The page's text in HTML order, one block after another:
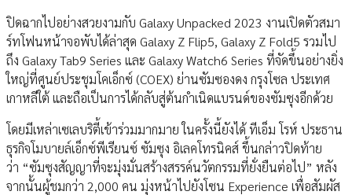
ปิดฉากไปอย่างสวยงามกับ Galaxy Unpacked 2023 งานเปิดตัวสมา
ร์ทโฟนหน้าจอพับได้ล่าสุด Galaxy Z Flip5, Galaxy Z Fold5 รวมไป
ถึง Galaxy Tab9 Series และ Galaxy Watch6 Series ที่จัดขึ้นอย่างยิ่ง
ใหญ่ที่ศูนย์ประชุมโคเอ็กซ์ (COEX) ย่านซัมซองดง กรุงโซล ประเทศ
เกาหลีใต้ และถือเป็นการได้กลับสู่ต้นกำเนิดแบรนด์ของซัมซุงอีกด้วย
โดยมีเหล่าเซเลบริตี้เข้าร่วมมากมาย ในครั้งนี้ยังได้ ทีเอ็ม โรห์ ประธาน
ธุรกิจโมบายล์เอ็กซ์พีเรียนซ์ ซัมซุง อิเลคโทรนิคส์ ขึ้นกล่าวปิดท้าย
ว่า “ซัมซุงสัญญาที่จะมุ่งมั่นสร้างสรรค์นวัตกรรมที่ยั่งยืนต่อไป” หลัง
จากนั้นผู้ชมกว่า 2,000 คน มุ่งหน้าไปยังโซน Experience เพื่อสัมผัส